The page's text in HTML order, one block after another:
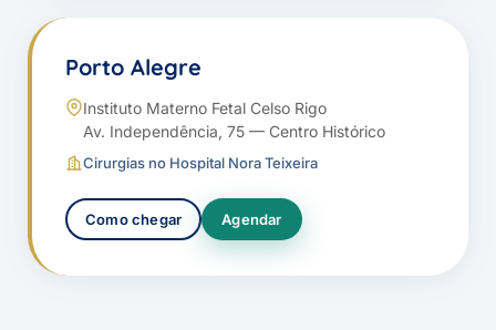
Porto Alegre
Instituto Materno Fetal Celso Rigo
Av. Independência, 75 — Centro Histórico
Cirurgias no Hospital Nora Teixeira
Como chegar Agendar